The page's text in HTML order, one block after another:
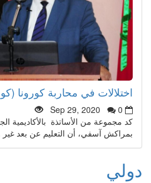
اختلالات في محاربة كورونا (كوفيد19)
Sep 29, 2020
0
كد مجموعة من الأساتذة بالأكاديمية
بمراكش آسفي، أن التعليم عن بعد غير ...
دولي